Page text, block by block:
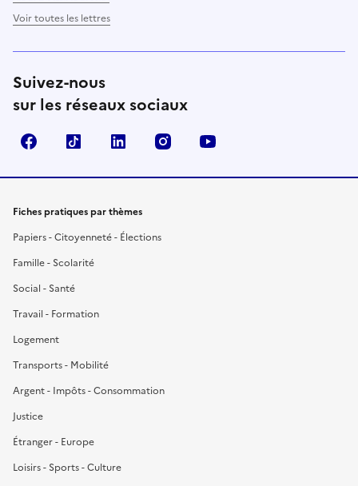
Voir toutes les lettres
Suivez-nous
sur les réseaux sociaux
FacebookTikTok LinkedIn Instagram
Fiches pratiques par thèmes
Papiers - Citoyenneté - Élections
Famille - Scolarité
Social - Santé
Travail - Formation
Logement
Transports - Mobilité
Argent - Impôts - Consommation
Justice
Étranger - Europe
Loisirs - Sports - Culture